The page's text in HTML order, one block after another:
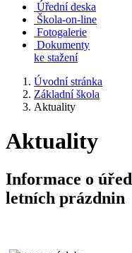
Úřední deska
Škola-on-line
Fotogalerie
Dokumenty
ke stažení
Úvodní stránka
Základní škola
Aktuality
Aktuality
Informace o
letních prázdnin